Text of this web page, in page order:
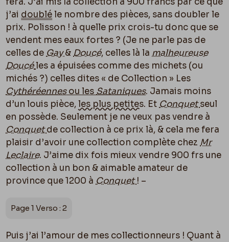
j’ai doubléle nombre des pièces, sans doubler le
prix. Polisson ! à quelle prix crois-tu donc que se
vendent mes eaux fortes ? (Je ne parle pas de
celles de Gay& Doucé, celles là la malheureuse
Doucéles a épuisées comme des michets (ou
michés ?) celles dites « de Collection » Les
Cythéréennesou les Sataniques. Jamais moins
d’un louis pièce,les plus petites. Et Conquetseul
en possède. Seulement je ne veux pas vendre à
Conquetde collection à ce prix là, & cela me fera
plaisir d’avoir une collection complète chez Mr
Leclaire. J’aime dix fois mieux vendre 900 frs une
collection à un bon & aimable amateur de
province que 1200 à Conquet! –
Page 1 Verso : 2
Puis j’ai l’amour de mes collectionneurs ! Quant à